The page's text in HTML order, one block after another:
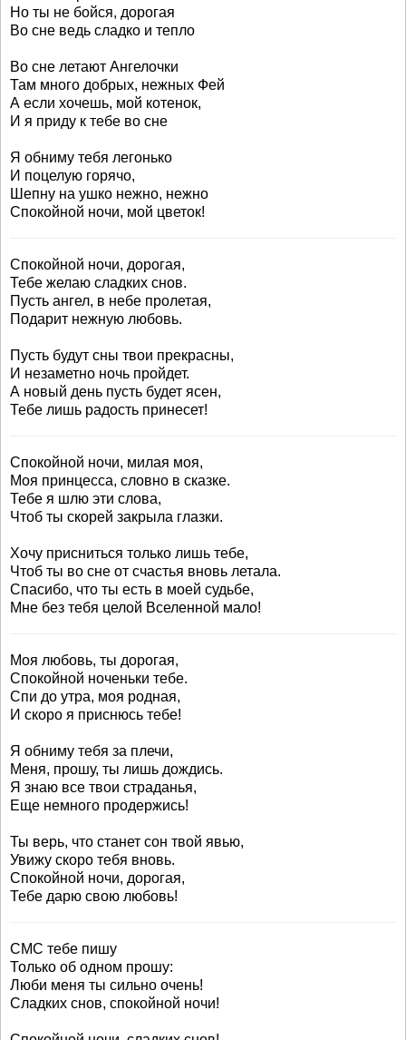
Но ты не бойся, дорогая
Во сне ведь сладко и тепло
Во сне летают Ангелочки
Там много добрых, нежных Фей
А если хочешь, мой котенок,
И я приду к тебе во сне
Я обниму тебя легонько
И поцелую горячо,
Шепну на ушко нежно, нежно
Спокойной ночи, мой цветок!
Спокойной ночи, дорогая,
Тебе желаю сладких снов.
Пусть ангел, в небе пролетая,
Подарит нежную любовь.
Пусть будут сны твои прекрасны,
И незаметно ночь пройдет.
А новый день пусть будет ясен,
Тебе лишь радость принесет!
Спокойной ночи, милая моя,
Моя принцесса, словно в сказке.
Тебе я шлю эти слова,
Чтоб ты скорей закрыла глазки.
Хочу присниться только лишь тебе,
Чтоб ты во сне от счастья вновь летала.
Спасибо, что ты есть в моей судьбе,
Мне без тебя целой Вселенной мало!
Моя любовь, ты дорогая,
Спокойной ноченьки тебе.
Спи до утра, моя родная,
И скоро я приснюсь тебе!
Я обниму тебя за плечи,
Меня, прошу, ты лишь дождись.
Я знаю все твои страданья,
Еще немного продержись!
Ты верь, что станет сон твой явью,
Увижу скоро тебя вновь.
Спокойной ночи, дорогая,
Тебе дарю свою любовь!
СМС тебе пишу
Только об одном прошу:
Люби меня ты сильно очень!
Сладких снов, спокойной ночи!